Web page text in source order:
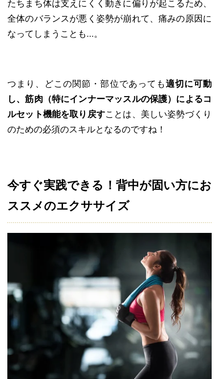
たちまち体は支えにくく動きに偏りが起こるため、
全体のバランスが悪く姿勢が崩れて、痛みの原因に
なってしまうことも...。
つまり、どこの関節・部位であっても適切に可動
し、筋肉（特にインナーマッスルの保護）によるコ
ルセット機能を取り戻すことは、美しい姿勢づくり
のための必須のスキルとなるのですね！
今すぐ実践できる！背中が固い方にお
ススメのエクササイズ